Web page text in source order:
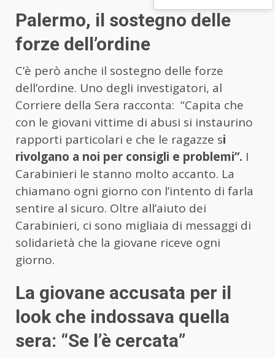
Palermo, il sostegno delle
forze dell’ordine
C’è però anche il sostegno delle forze
dell’ordine. Uno degli investigatori, al
Corriere della Sera racconta: “Capita che
con le giovani vittime di abusi si instaurino
rapporti particolari e che le ragazze si
rivolgano a noi per consigli e problemi”. I
Carabinieri le stanno molto accanto. La
chiamano ogni giorno con l’intento di farla
sentire al sicuro. Oltre all’aiuto dei
Carabinieri, ci sono migliaia di messaggi di
solidarietà che la giovane riceve ogni
giorno.
La giovane accusata per il
look che indossava quella
sera: “Se l’è cercata”